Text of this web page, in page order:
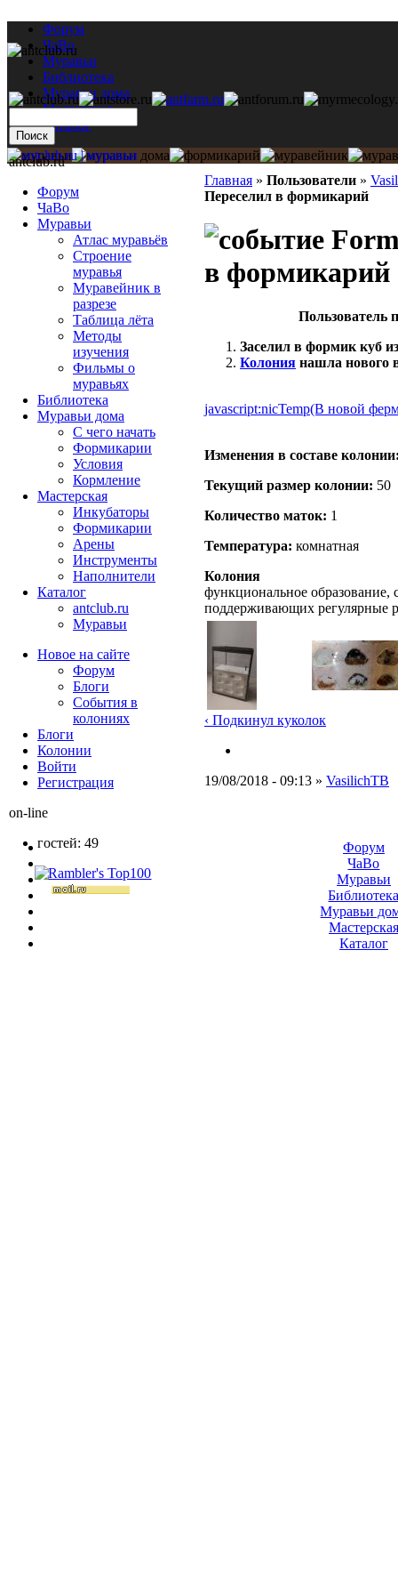
Форум
ЧаВо
Муравьи
Библиотека
Муравьи дома
Мастерская
Каталог
Главная » Пользователи »
Переселил в формикарий
в формикарий
Пользователь
Заселил в формик куб
Колония нашла нового
javascript:nicTemp(В новой
Изменения в составе
Текущий размер кoлонии: 50
Количество маток: 1
Температура: комнатная
Колония
функциональное образование,
поддерживающих регулярные
‹ Подкинул куколок
19/08/2018 - 09:13 » VasilichТВ
antclub.ru
Форум
ЧаВо
Муравьи
Атлас муравьёв
Строение
муравья
Муравейник в
разрезе
Таблица лёта
Методы
изучения
Фильмы о
муравьях
Библиотека
Муравьи дома
С чего начать
Формикарии
Условия
Кормление
Мастерская
Инкубаторы
Формикарии
Арены
Инструменты
Наполнители
Каталог
antclub.ru
Муравьи
Новое на сайте
Форум
Блоги
События в
колониях
Блоги
Колонии
Войти
Peгиcтpaция
on-line
гостей: 49
Форум
ЧаВо
Муравьи
Муравьи
Мастерская
Каталог